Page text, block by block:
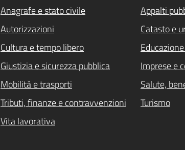
Anagrafe e stato civile
Appalti
Autorizzazioni
Catasto e
Cultura e tempo libero
Giustizia e sicurezza pubblica
Imprese e
Mobilità e trasporti
Salute,
Tributi, finanze e contravvenzioni
Turismo
Vita lavorativa